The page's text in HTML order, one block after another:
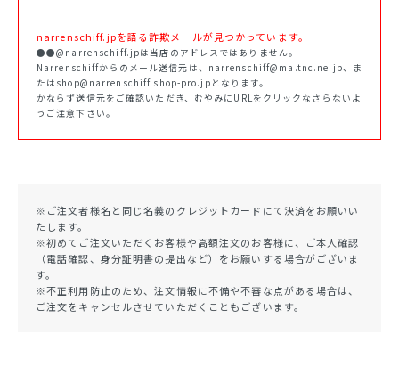
narrenschiff.jpを語る詐欺メールが見つかっています。
●●@narrenschiff.jpは当店のアドレスではありません。
Narrenschiffからのメール送信元は、narrenschiff@ma.tnc.ne.jp、ま
たはshop@narrenschiff.shop-pro.jpとなります。
かならず送信元をご確認いただき、むやみにURLをクリックなさらないよ
うご注意下さい。
※ご注文者様名と同じ名義のクレジットカードにて決済をお願いい
たします。
※初めてご注文いただくお客様や高額注文のお客様に、ご本人確認
（電話確認、身分証明書の提出など）をお願いする場合がございま
す。
※不正利用防止のため、注文情報に不備や不審な点がある場合は、
ご注文をキャンセルさせていただくこともございます。